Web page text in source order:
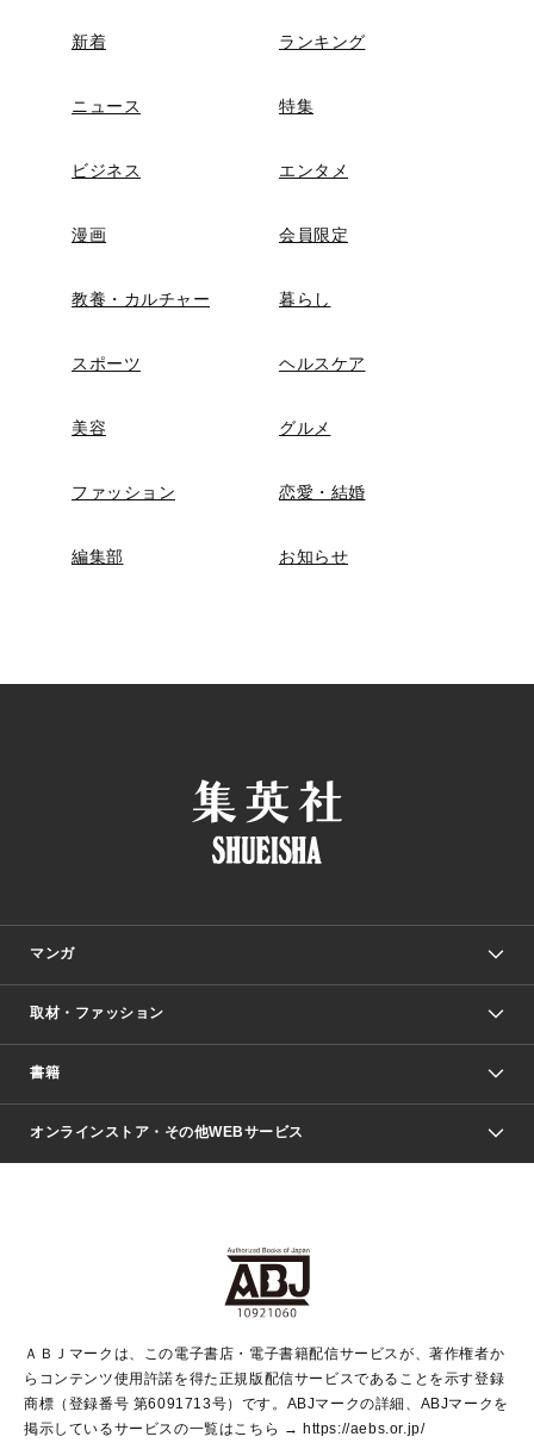
新着 ランキング
ニュース 特集
ビジネス エンタメ
漫画 会員限定
教養・カルチャー 暮らし
スポーツ ヘルスケア
美容 グルメ
ファッション 恋愛・結婚
編集部 お知らせ
マンガ
少年マンガ
Vジャンプ
ジャンプルーキー！
ジャンプTOON
S-MANGA
週刊ヤングジャンプ
ウルトラジャンプ
リマコミ＋
マンガMeets
月刊オフィスユー
取材・ファッション
Seventeen
LEE
Marisol
芸能・情報・スポーツ
パラスポ＋！
書籍
文芸・文庫・総合
青春と読書
アジア人物史
集英社新書
集英社新書プラス
よみタイ
ライトノベル・ノベライズ
集英社Webマガジン Cobalt
集英社オレンジ文庫
シフォン文庫
集英社みらい文庫
S-KIDS.LAND
オンラインストア・その他WEBサービス
SHUEISHA MANGA-ART HERITAGE
HAPPY PLUS STORE
shueisha vox
EDITOR'S LAB
ＡＢＪマークは、この電子書店・電子書籍配信サービスが、著作権者か
らコンテンツ使用許諾を得た正規版配信サービスであることを示す登録
商標（登録番号 第6091713号）です。ABJマークの詳細、ABJマークを
掲示しているサービスの一覧はこちら → https://aebs.or.jp/